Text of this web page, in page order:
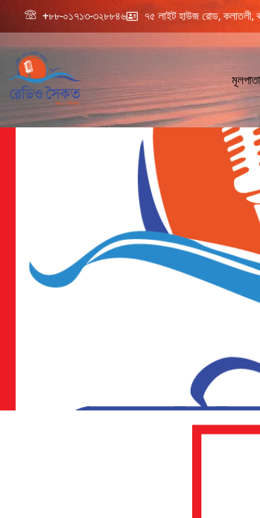
+৮৮-০১৭১৩-৩২৮৮৪৬ ৭৫ লাইট হাউজ রোড, কলাতলী,
মূলপাতা